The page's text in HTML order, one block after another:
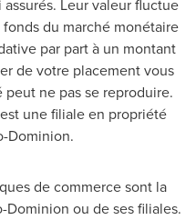
Leur valeur fluctue
du marché monétaire
par part à un montant
de votre placement vous
peut ne pas se reproduire.
une filiale en propriété
Dominion.
de commerce sont la
Dominion ou de ses filiales.